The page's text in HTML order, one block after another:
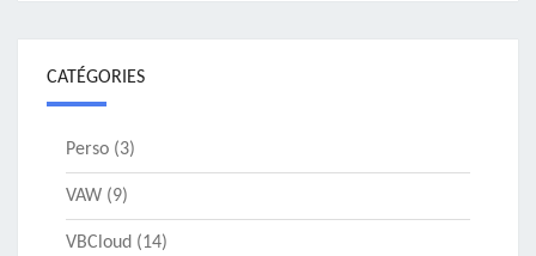
CATÉGORIES
Perso (3)
VAW (9)
VBCloud (14)